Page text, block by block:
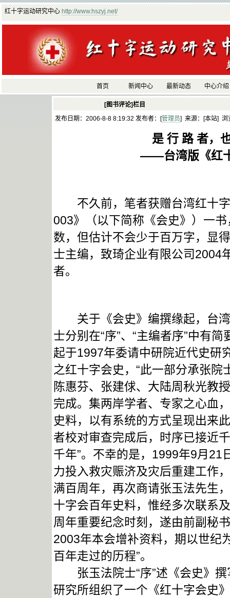
红十字运动研究中心 http://www.hszyj.net/
首页 新闻中心 最新动态 中心介绍
[图书评论]栏目
发布日期：2006-8-8 8:19:32 发布者：[管理员] 来源：[本站] 浏
是 行 路 者，
——台湾版《红十字
不久前，笔者获赠台湾红十字
003》（以下简称《会史》）一
数，但估计不会少于百万字，显
士主编，致琦企业有限公司2004
者。
关于《会史》编撰缘起，台湾
士分别在“序”、“主编者序”中有
起于1997年委请中研院近代史
之红十字会史，“此一部分承张
陈惠芬、张建俅、大陆周秋光教
完成。集两岸学者、专家之心血
史料，以有系统的方式呈现出来
者校对审查完成后，时序已接近
千年”。不幸的是，1999年9月21
力投入救灾赈济及灾后重建工作
满百周年，再次商请张玉法先生
十字会百年史料，惟经多次联系
周年重要纪念时刻，遂由前副秘
2003年本会增补资料，期以世纪
百年走过的历程”。
张玉法院士“序”述《会史》撰
研究所组织了一个《红十字会史